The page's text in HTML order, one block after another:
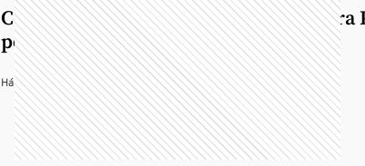
Com atendimento regionalizado, Opera
por cirurgias eletivas
Há 10 meses—EmNoroeste,Oeste,Paraná,Região,Saúde